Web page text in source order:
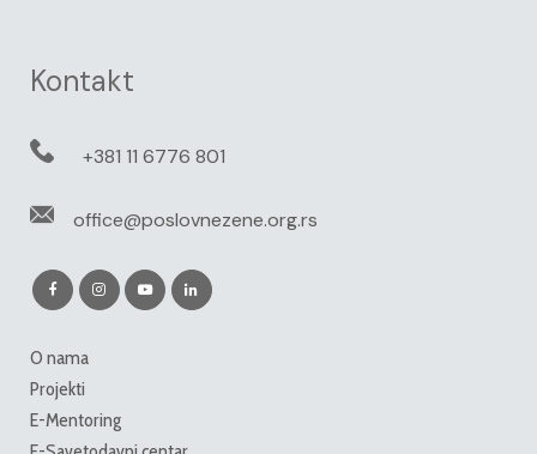
Kontakt
+381 11 6776 801
office@poslovnezene.org.rs
O nama
Projekti
E-Mentoring